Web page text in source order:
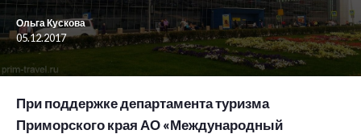
Ольга Кускова
05.12.2017
При поддержке департамента туризма
Приморского края АО «Международный